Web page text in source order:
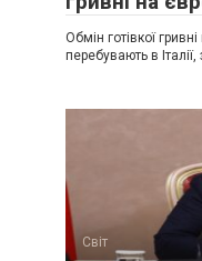
Обмін готівкої
перебувають в
Світ